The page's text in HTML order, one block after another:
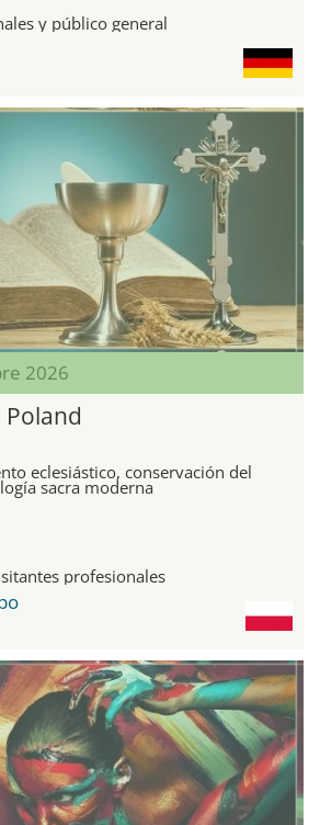
y público general
2026
Poland
eclesiástico, conservación del
sacra moderna
profesionales